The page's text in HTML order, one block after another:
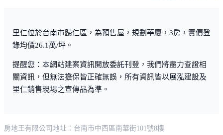
里仁位於台南市歸仁區，為預售屋，規劃華廈，3房，實價登
錄均價26.1萬/坪。
提醒您：本網站建案資訊開放委託刊登，我們將盡力查證相
關資訊，但無法擔保皆正確無誤，所有資訊皆以展泓建設及
里仁銷售現場之宣傳品為準。
房地王有限公司 地址：台南市中西區南華街101號8樓